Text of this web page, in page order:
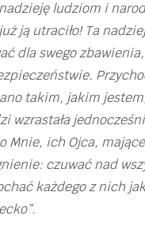
ludziom i
ją utraciło! Ta
dla swego
takim, jakim
wzrastała
Mnie, ich Ojca,
czuwać nad
każdego z nich